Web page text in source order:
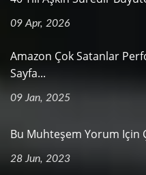
09 Apr, 2026
Amazon Çok Satanlar
Sayfa...
09 Jan, 2025
Bu Muhteşem Yorum Için
28 Jun, 2023